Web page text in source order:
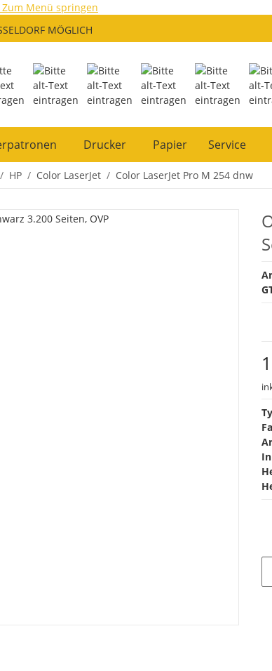
Zum Menü springen
MÖGLICH
Drucker Papier Service
HP Color LaserJet Color LaserJet Pro M 254 dnw